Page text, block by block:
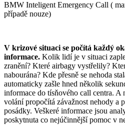
BMW Inteligent Emergency Call (
případě nouze)
V krizové situaci se počítá každý
informace. Kolik lidí je v situaci
zranění? Které airbagy vystřelily?
nabourána? Kde přesně se nehoda
automaticky zašle hned několik
informace do tísňového call centra.
volání propočítá závažnost nehody a
posádky. Veškeré informace jsou
poskytnuta co nejúčinnější pomoc v